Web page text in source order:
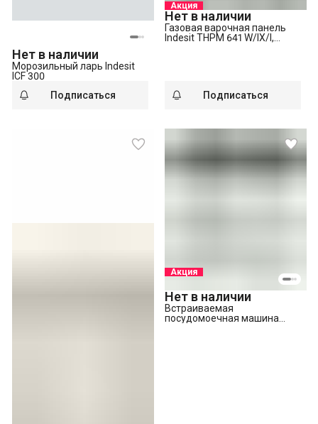
Нет в наличии
Морозильный ларь Indesit
ICF 300
Подписаться
Акция
Нет в наличии
Газовая варочная панель
Indesit THPM 641 W/IX/I,
Подписаться
Акция
Нет в наличии
Встраиваемая
посудомоечная машина